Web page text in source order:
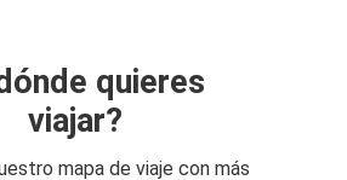
quieres
viajar?
mapa de viaje con más